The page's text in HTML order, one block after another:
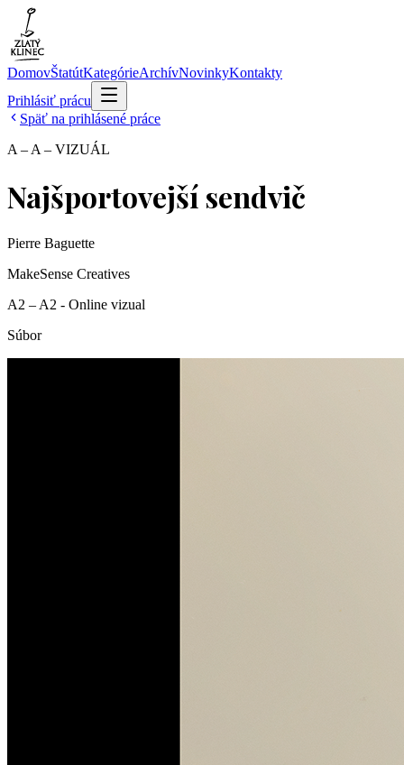
DomovŠtatútKategórieArchívNovinkyKontakty
Prihlásiť prácu
Späť na prihlásené práce
A – A – VIZUÁL
Najšportovejší sendvič
Pierre Baguette
MakeSense Creatives
A2 – A2 - Online vizual
Súbor